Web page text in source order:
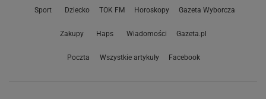
Sport Dziecko TOK FM Horoskopy Gazeta Wyborcza
Zakupy Haps Wiadomości Gazeta.pl
Poczta Wszystkie artykuły Facebook